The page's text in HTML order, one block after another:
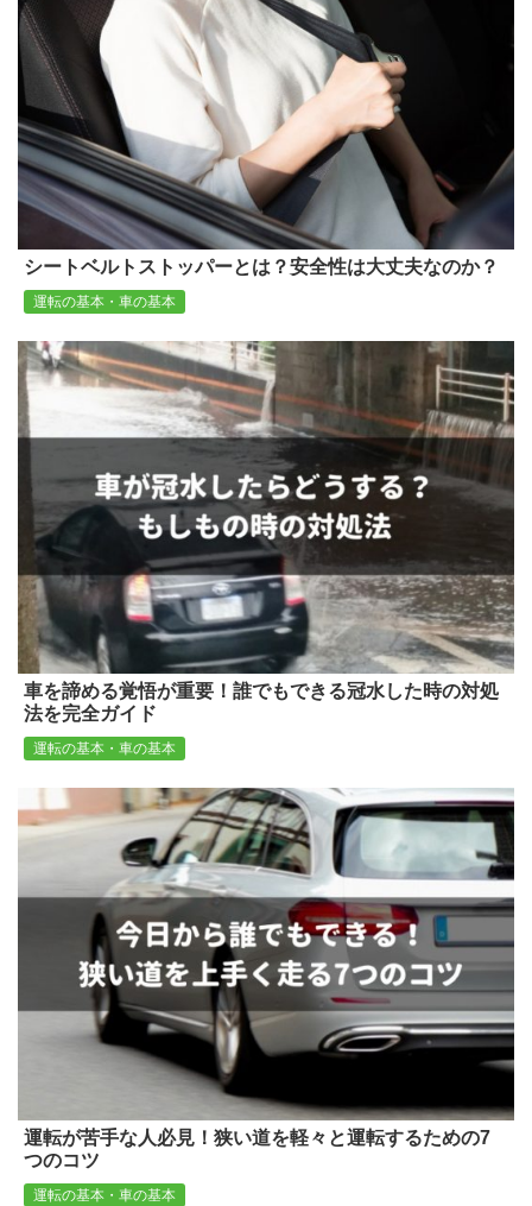
シートベルトストッパーとは？安全性は大丈夫なのか？
運転の基本・車の基本
車を諦める覚悟が重要！誰でもできる冠水した時の対処
法を完全ガイド
運転の基本・車の基本
運転が苦手な人必見！狭い道を軽々と運転するための7
つのコツ
運転の基本・車の基本